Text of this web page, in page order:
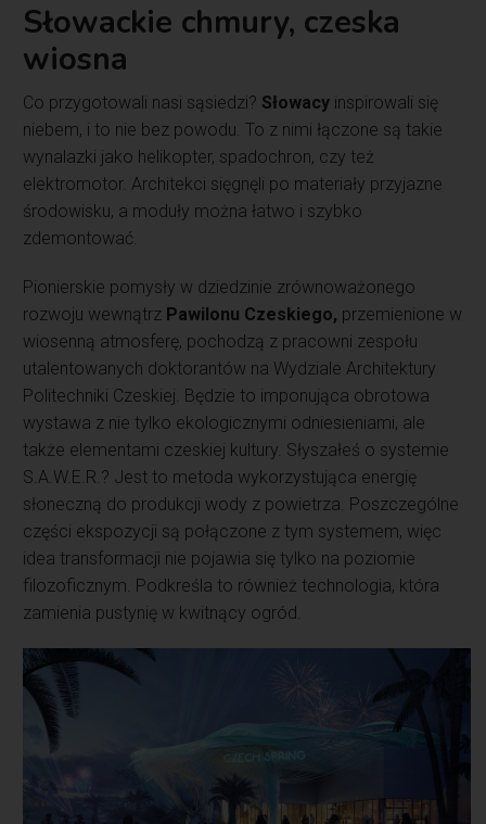
Słowackie chmury, czeska
wiosna
Co przygotowali nasi sąsiedzi? Słowacy inspirowali się
niebem, i to nie bez powodu. To z nimi łączone są takie
wynalazki jako helikopter, spadochron, czy też
elektromotor. Architekci sięgnęli po materiały przyjazne
środowisku, a moduły można łatwo i szybko
zdemontować.
Pionierskie pomysły w dziedzinie zrównoważonego
rozwoju wewnątrz Pawilonu Czeskiego, przemienione w
wiosenną atmosferę, pochodzą z pracowni zespołu
utalentowanych doktorantów na Wydziale Architektury
Politechniki Czeskiej. Będzie to imponująca obrotowa
wystawa z nie tylko ekologicznymi odniesieniami, ale
także elementami czeskiej kultury. Słyszałeś o systemie
S.A.W.E.R.? Jest to metoda wykorzystująca energię
słoneczną do produkcji wody z powietrza. Poszczególne
części ekspozycji są połączone z tym systemem, więc
idea transformacji nie pojawia się tylko na poziomie
filozoficznym. Podkreśla to również technologia, która
zamienia pustynię w kwitnący ogród.